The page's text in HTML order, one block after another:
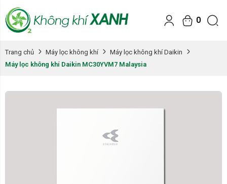
0
Trang chủ Máy lọc không khí
Máy lọc không khí Daikin
Máy lọc không khí Daikin MC30YVM7 Malaysia